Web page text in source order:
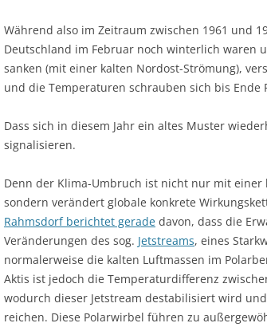
Während also im Zeitraum zwischen 1961 und
Deutschland im Februar noch winterlich waren
sanken (mit einer kalten Nordost-Strömung),
und die Temperaturen schrauben sich bis Ende
Dass sich in diesem Jahr ein altes Muster
signalisieren.
Denn der Klima-Umbruch ist nicht nur mit einer
sondern verändert globale konkrete
Rahmsdorf berichtet gerade davon, dass die
Veränderungen des sog. Jetstreams, eines
normalerweise die kalten Luftmassen im
Aktis ist jedoch die Temperaturdifferenz
wodurch dieser Jetstream destabilisiert wird
reichen. Diese Polarwirbel führen zu